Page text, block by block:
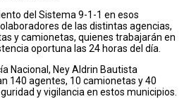
del Sistema 9-1-1 en esos
de las distintas agencias,
y camionetas, quienes trabajarán en
oportuna las 24 horas del día.
Nacional, Ney Aldrin Bautista
140 agentes, 10 camionetas y 40
y vigilancia en estos municipios.